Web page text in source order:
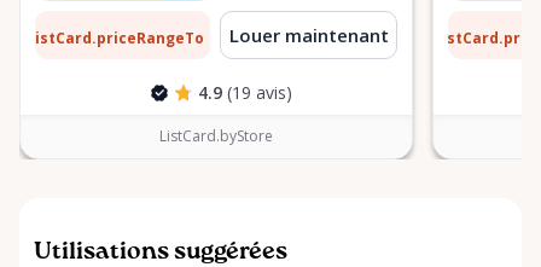
ListCard.priceRangeTo par jour
Louer maintenant
4.9 (19 avis)
ListCard.byStore
Utilisations suggérées